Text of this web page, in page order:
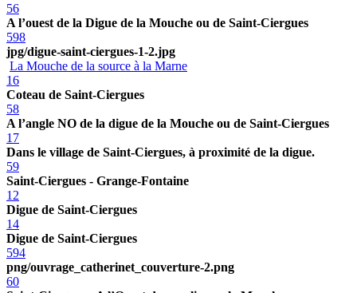
56
A l’ouest de la Digue de la Mouche ou de Saint-Ciergues
598
jpg/digue-saint-ciergues-1-2.jpg
La Mouche de la source à la Marne
16
Coteau de Saint-Ciergues
58
A l’angle NO de la digue de la Mouche ou de Saint-Ciergues
17
Dans le village de Saint-Ciergues, à proximité de la digue.
59
Saint-Ciergues - Grange-Fontaine
12
Digue de Saint-Ciergues
14
Digue de Saint-Ciergues
594
png/ouvrage_catherinet_couverture-2.png
60